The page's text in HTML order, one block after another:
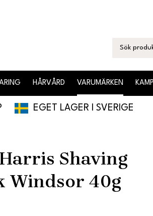
HÅRVÅRD VARUMÄRKEN
EGET LAGER I SVERIGE
Harris Shaving
Windsor 40g